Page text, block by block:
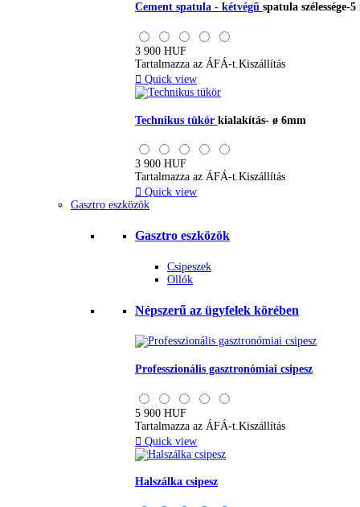
Cement spatula - kétvégű spatula szélessége-
3 900 HUF
Tartalmazza az ÁFÁ-t.Kiszállítás
 Quick view
Technikus tükör kialakítás- ø 6mm
3 900 HUF
Tartalmazza az ÁFÁ-t.Kiszállítás
 Quick view
Gasztro eszközök
Gasztro eszközök
Csipeszek
Ollók
Népszerű az ügyfelek körében
Professzionális gasztronómiai csipesz
5 900 HUF
Tartalmazza az ÁFÁ-t. Kiszállítás
 Quick view
Halszálka csipesz